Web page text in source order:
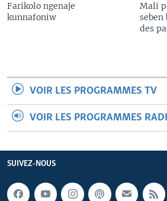
Farikolo ngenaje
kunnafoniw
Mali
seben
des
VOIR LES PROGRAMMES TV
VOIR LES PROGRAMMES
SUIVEZ-NOUS